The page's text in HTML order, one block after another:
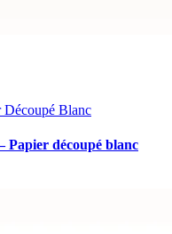
Découpé Blanc
Papier découpé blanc